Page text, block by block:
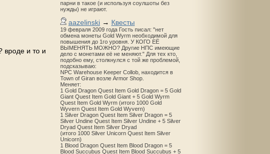
парни в такое (и используя соулшоты без
нужды) не играют.
aazelinski → Квесты
19 февраля 2009 года Гость писал: "нет
обмена монеты Gold Wyrm необходимой для
повышения до 1го уровня. У КОГО ЕЁ
ВЫМЕНЯТЬ МОЖНО? Другие НПС имеющие
дело с монетами её не меняют." Для тех кто,
подобно ему, столкнулся с той же проблемой,
подсказываю:
NPC Warehouse Keeper Collob, находится в
Town of Giran возле Armor Shop.
Меняет:
1 Gold Dragon Quest Item Gold Dragon = 5 Gold
Giant Quest Item Gold Giant + 5 Gold Wyrm
Quest Item Gold Wyrm (итого 1000 Gold
Wyvern Quest Item Gold Wyvern)
1 Silver Dragon Quest Item Silver Dragon = 5
Silver Undine Quest Item Silver Undine + 5 Silver
Dryad Quest Item Silver Dryad
(итого 1000 Silver Unicorn Quest Item Silver
Unicorn)
1 Blood Dragon Quest Item Blood Dragon = 5
Blood Succubus Quest Item Blood Succubus + 5
вроде и то и